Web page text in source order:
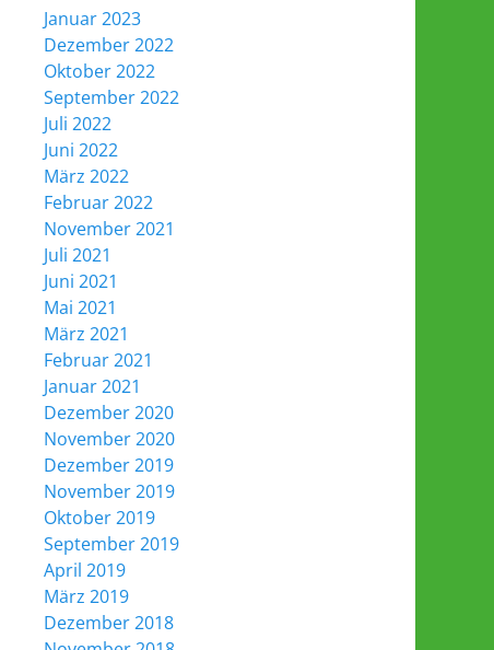
Januar 2023
Dezember 2022
Oktober 2022
September 2022
Juli 2022
Juni 2022
März 2022
Februar 2022
November 2021
Juli 2021
Juni 2021
Mai 2021
März 2021
Februar 2021
Januar 2021
Dezember 2020
November 2020
Dezember 2019
November 2019
Oktober 2019
September 2019
April 2019
März 2019
Dezember 2018